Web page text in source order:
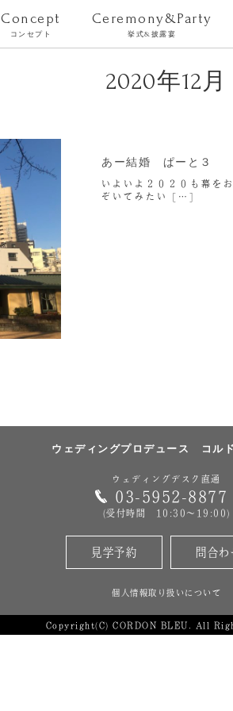
Concept
コンセプト
Ceremony&Party
挙式&披露宴
2020年12月
あー結婚 ぱーと３
いよいよ２０２０も幕
ぞいてみたい […]
ウェディングプロデュース コル
ウェディングデスク直通
03-5952-8877
(受付時間 10:30～19:00)
見学予約 問合わ
個人情報取り扱いについて
Copyright(C) CORDON BLEU. All